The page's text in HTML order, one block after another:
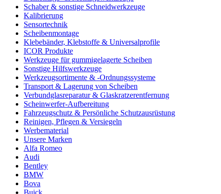
Schaber & sonstige Schneidwerkzeuge
Kalibrierung
Sensortechnik
Scheibenmontage
Klebebänder, Klebstoffe & Universalprofile
ICOR Produkte
Werkzeuge für gummigelagerte Scheiben
Sonstige Hilfswerkzeuge
Werkzeugsortimente & -Ordnungssysteme
Transport & Lagerung von Scheiben
Verbundglasreparatur & Glaskratzerentfernung
Scheinwerfer-Aufbereitung
Fahrzeugschutz & Persönliche Schutzausrüstung
Reinigen, Pflegen & Versiegeln
Werbematerial
Unsere Marken
Alfa Romeo
Audi
Bentley
BMW
Bova
Buick